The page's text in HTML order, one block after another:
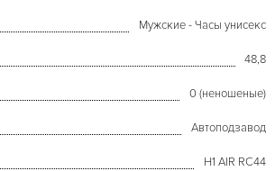
Мужские - Часы унисекс
48,8
0 (неношеные)
Автоподзавод
H1 AIR RC44